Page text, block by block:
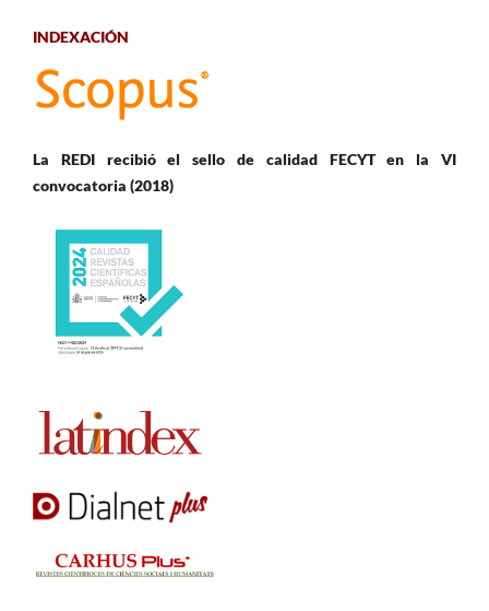
INDEXACIÓN
La REDI recibió el sello de calidad FECYT en la VI
convocatoria (2018)